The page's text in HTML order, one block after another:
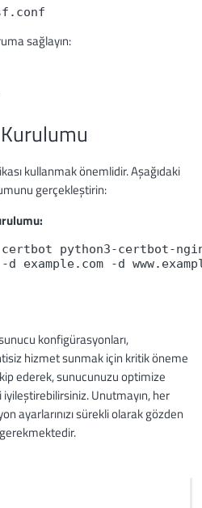
sağlayın:
kullanmak önemlidir. Aşağıdaki
gerçekleştirin:
python3-certbot-
-d
konfigürasyonları,
hizmet sunmak için kritik öneme
ederek, sunucunuzu optimize
iyileştirebilirsiniz. Unutmayın, her
ayarlarınızı sürekli olarak gözden